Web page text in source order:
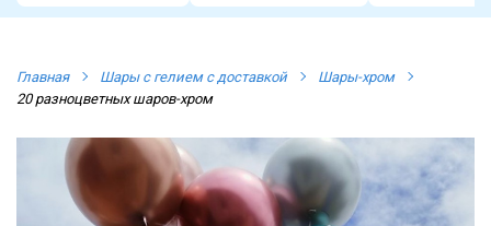
Главная Шары с гелием с доставкой
Шары-хром
20 разноцветных шаров-хром